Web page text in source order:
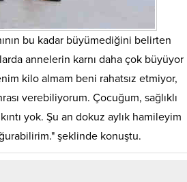
bu kadar büyümediğini belirten
annelerin karnı daha çok büyüyor
kilo almam beni rahatsız etmiyor,
verebiliyorum. Çocuğum, sağlıklı
yok. Şu an dokuz aylık hamileyim
şeklinde konuştu.